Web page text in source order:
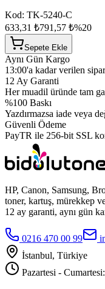
Kod: TK-5240-C
633,31 ₺791,57 ₺%20
Sepete Ekle
Aynı Gün Kargo
13:00'a kadar verilen
12 Ay Garanti
Her muadil üründe tam
%100 Baskı
Yazdırmazsa iade veya
Güvenli Ödeme
PayTR ile 256-bit SSL
HP, Canon, Samsung,
toner, kartuş, mürekkep
12 ay garanti, aynı gün
0216 470 00 99
İstanbul, Türkiye
Pazartesi -